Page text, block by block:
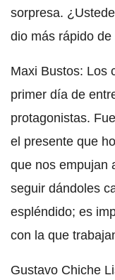
sorpresa.
dio más rápido
Maxi Bustos: Los
primer día de
protagonistas.
el presente que
que nos empujan
seguir dándoles
espléndido; es
con la que
Gustavo Chiche